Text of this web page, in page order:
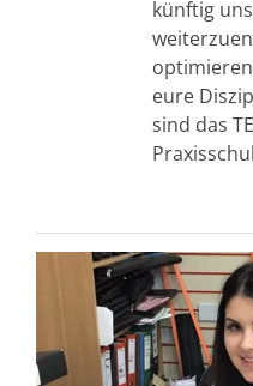
künftig
eure
sind das